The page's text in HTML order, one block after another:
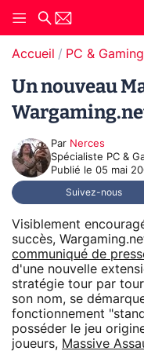
Accueil PC & Gaming
Un nouveau
Par Nerces
Spécialiste PC &
Publié le 05 mai
Suivez-nous
Visiblement
succès,
communiqué de
d'une nouvelle
stratégie tour par
son nom, se
fonctionnement
posséder le jeu
joueurs, Massive